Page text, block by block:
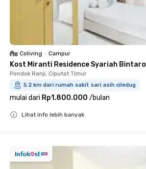
Coliving • Campur
Kost Miranti Residence Syariah Bintaro
Pondok Ranji, Ciputat Timur
5.2 km dari rumah sakit sari asih ciledug
mulai dari Rp1.800.000 /bulan
Lihat info lebih banyak